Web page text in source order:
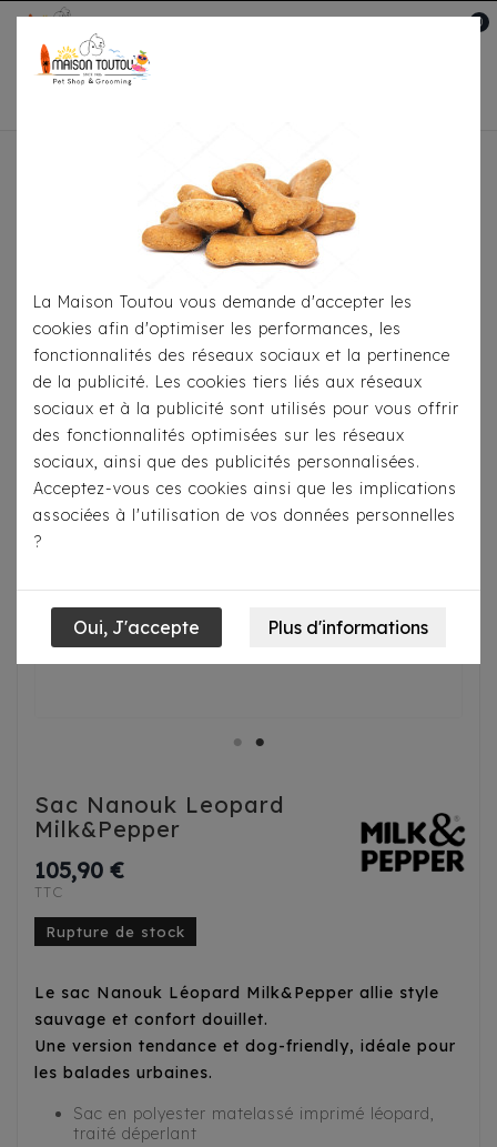
0
Pour Le Transport
Sac Nanouk Leopard Milk&Pepper
Sac Nanouk Leopard
Milk&Pepper
105,90 €
TTC
Rupture de stock
Le sac Nanouk Léopard Milk&Pepper allie style
sauvage et confort douillet.
Une version tendance et dog-friendly, idéale pour
les balades urbaines.
Sac en polyester matelassé imprimé léopard,
traité déperlant
La Maison Toutou vous demande d'accepter les
cookies afin d'optimiser les performances, les
fonctionnalités des réseaux sociaux et la pertinence
de la publicité. Les cookies tiers liés aux réseaux
sociaux et à la publicité sont utilisés pour vous offrir
des fonctionnalités optimisées sur les réseaux
sociaux, ainsi que des publicités personnalisées.
Acceptez-vous ces cookies ainsi que les implications
associées à l'utilisation de vos données personnelles
?